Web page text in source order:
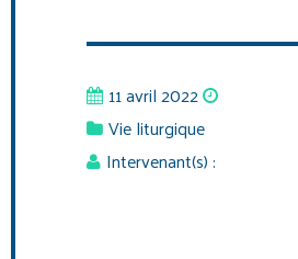
11 avril 2022
Vie liturgique
Intervenant(s) :